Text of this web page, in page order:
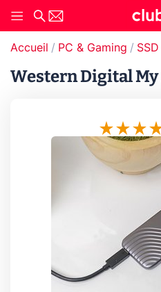
Accueil PC & Gaming
Western Digital My